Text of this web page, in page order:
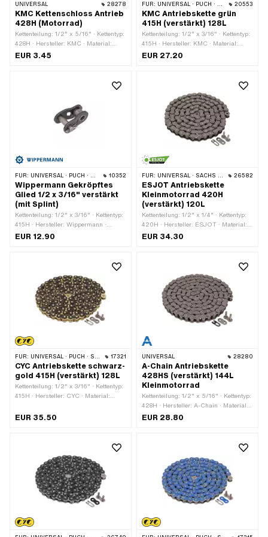
UNIVERSAL 28278
KMC Kettenschloss Antrieb
428H (Motorrad)
Kettenteilung: 1/2" x 5/16" · Kettentyp:
428H · Hersteller: KMC · Material:
Stahl · Anzahl Kettenglieder: 1 Stk. ·
EUR 3.45
FÜR: UNIVERSAL · PUCH · SACHS · PONY / CILO (BETA 521 & 512) · ZÜNDAPP BELMONDO · TOMOS · BYE BIKE 20553
KMC Antriebskette grün
415H (verstärkt) 128L
Kettenteilung: 1/2" x 3/16" · Kettentyp:
415H · Hersteller: KMC · Material:
Stahl · Farbe: grün · Anzahl
Federverschluss · Oberfläche: lackiert
EUR 27.20
FÜR: UNIVERSAL · PUCH · SACHS · PONY / CILO (BETA 521 & 512) · ZÜNDAPP BELMONDO · TOMOS · BYE BIKE 10352
Wippermann Gekröpftes
Glied 1/2 x 3/16" verstärkt
(mit Splint)
Kettenteilung: 1/2" x 3/16" · Kettentyp:
415H · Hersteller: Wippermann ·
Material: Stahl · Anzahl Kettenglieder:
EUR 12.90
FÜR: UNIVERSAL · SACHS · KREIDLER 26582
ESJOT Antriebskette
Kleinmotorrad 420H
(verstärkt) 120L
Kettenteilung: 1/2" x 1/4" · Kettentyp:
420H · Hersteller: ESJOT · Material:
Stahl · Anzahl Kettenglieder: 120 Stk. ·
EUR 34.30
FÜR: UNIVERSAL · PUCH · SACHS · PONY / CILO (BETA 521 & 512) · ZÜNDAPP BELMONDO · TOMOS · BYE BIKE 17321
CYC Antriebskette schwarz-
gold 415H (verstärkt) 128L
Kettenteilung: 1/2" x 3/16" · Kettentyp:
415H · Hersteller: CYC · Material:
Anzahl Kettenglieder: 128 Stk. ·
EUR 35.50
UNIVERSAL 28280
A-Chain Antriebskette
428HS (verstärkt) 144L
Kleinmotorrad
Kettenteilung: 1/2" x 5/16" · Kettentyp:
428H · Hersteller: A-Chain · Material:
Stahl · Anzahl Kettenglieder: 144 Stk. ·
EUR 28.80